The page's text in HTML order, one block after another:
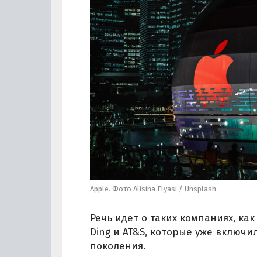
Apple. Фото Alisina Elyasi / Unsplash
Речь идет о таких компаниях,
Ding и AT&S, которые уже
поколения.